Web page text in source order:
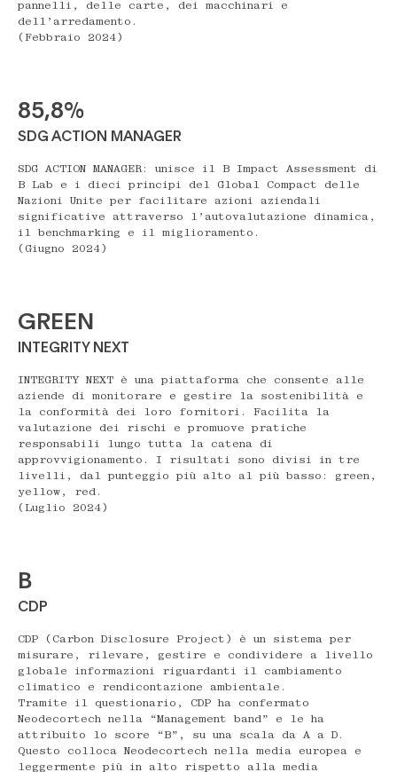
pannelli, delle carte, dei macchinari e
dell’arredamento.
(Febbraio 2024)
85,8%
SDG ACTION MANAGER
SDG ACTION MANAGER: unisce il B Impact Assessment di
B Lab e i dieci principi del Global Compact delle
Nazioni Unite per facilitare azioni aziendali
significative attraverso l’autovalutazione dinamica,
il benchmarking e il miglioramento.
(Giugno 2024)
GREEN
INTEGRITY NEXT
INTEGRITY NEXT è una piattaforma che consente alle
aziende di monitorare e gestire la sostenibilità e
la conformità dei loro fornitori. Facilita la
valutazione dei rischi e promuove pratiche
responsabili lungo tutta la catena di
approvvigionamento. I risultati sono divisi in tre
livelli, dal punteggio più alto al più basso: green,
yellow, red.
(Luglio 2024)
B
CDP
CDP (Carbon Disclosure Project) è un sistema per
misurare, rilevare, gestire e condividere a livello
globale informazioni riguardanti il cambiamento
climatico e rendicontazione ambientale.
Tramite il questionario, CDP ha confermato
Neodecortech nella “Management band” e le ha
attribuito lo score “B”, su una scala da A a D.
Questo colloca Neodecortech nella media europea e
leggermente più in alto rispetto alla media